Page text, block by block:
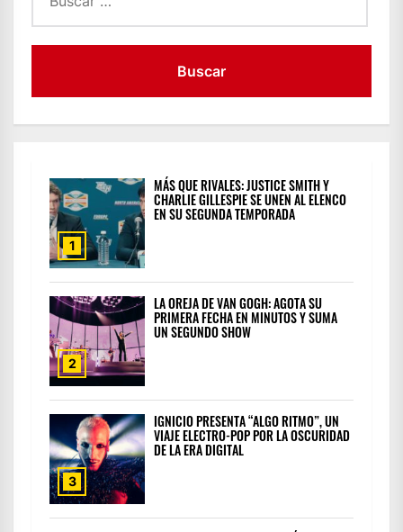
1
MÁS QUE RIVALES: JUSTICE SMITH Y
CHARLIE GILLESPIE SE UNEN AL ELENCO
EN SU SEGUNDA TEMPORADA
2
LA OREJA DE VAN GOGH: AGOTA SU
PRIMERA FECHA EN MINUTOS Y SUMA
UN SEGUNDO SHOW
3
IGNICIO PRESENTA “ALGO RITMO”, UN
VIAJE ELECTRO-POP POR LA OSCURIDAD
DE LA ERA DIGITAL